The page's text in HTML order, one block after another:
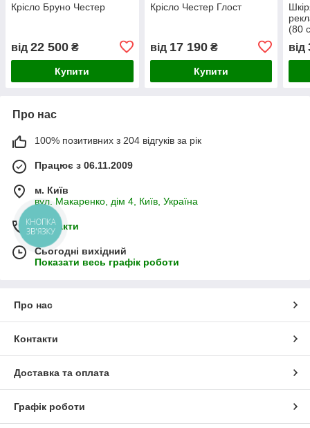
Крісло Бруно Честер
від 22 500 ₴
Купити
Крісло Честер Глост
від 17 190₴
Купити
(80
від
Про нас
100% позитивних з 204 відгуків за рік
Працює з 06.11.2009
м. Київ
вул. Макаренко, дім 4, Київ, Україна
Контакти
Сьогодні вихідний
Показати весь графік роботи
Про нас
Контакти
Доставка та оплата
Графік роботи
КНОПКА
ЗВ'ЯЗКУ